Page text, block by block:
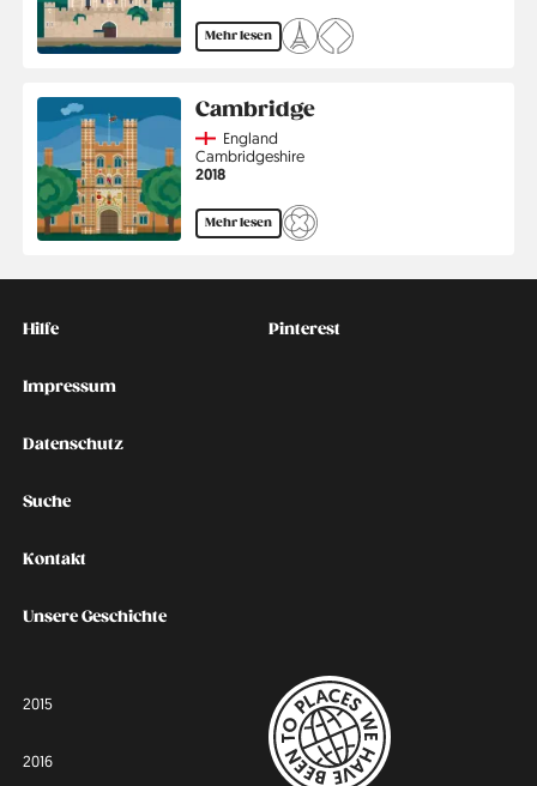
Mehr lesen
Cambridge
CountryEngland
Region
Cambridgeshire
Jahr
2018
Mehr lesen
Kontakt
Hilfe
Impressum
Datenschutz
Suche
Kontakt
Unsere Geschichte
Social
Pinterest
2015
2016